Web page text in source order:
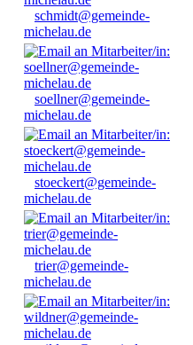
schmidt@gemeinde-
michelau.de
soellner@gemeinde-
michelau.de
stoeckert@gemeinde-
michelau.de
trier@gemeinde-
michelau.de